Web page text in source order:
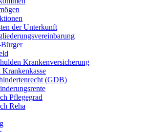
der Unterkunft
Krankenversicherung
(GDB)
Pflegegrad
Reha